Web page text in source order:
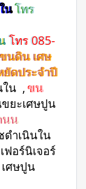
น โทร
โทร 085-
นดิน เศษ
ยัดประจำปี
ใน ,ขน
ยะเศษปูน
นน
ำเนินใน
ฟอร์นิเจอร์
ศษปูน